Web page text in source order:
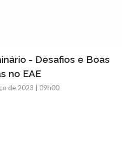
- Desafios e Boas
no EAE
de 2023 | 09h00